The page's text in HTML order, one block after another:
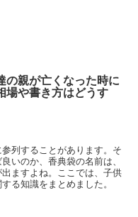
の親が亡くなった時に
場や書き方はどうす
列することがあります。そ
いのか、香典袋の名前は、
ますよね。ここでは、子供
る知識をまとめました。